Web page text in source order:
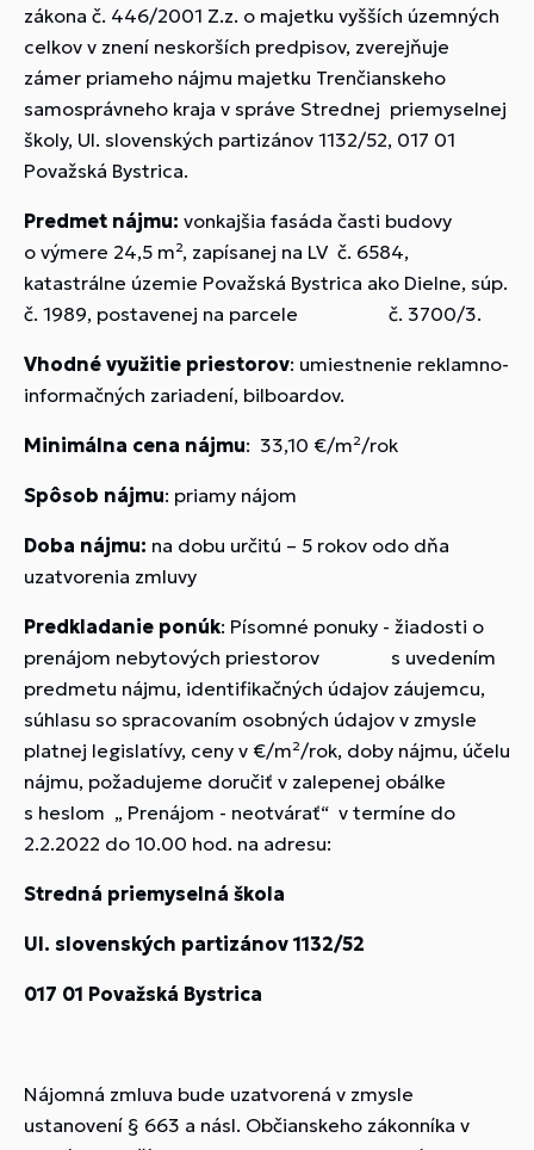
zákona č. 446/2001 Z.z. o majetku vyšších územných
celkov v znení neskorších predpisov, zverejňuje
zámer priameho nájmu majetku Trenčianskeho
samosprávneho kraja v správe Strednej priemyselnej
školy, Ul. slovenských partizánov 1132/52, 017 01
Považská Bystrica.
Predmet nájmu: vonkajšia fasáda časti budovy
o výmere 24,5 m², zapísanej na LV č. 6584,
katastrálne územie Považská Bystrica ako Dielne, súp.
č. 1989, postavenej na parcele č. 3700/3.
Vhodné využitie priestorov: umiestnenie reklamno-
informačných zariadení, bilboardov.
Minimálna cena nájmu: 33,10 €/m²/rok
Spôsob nájmu: priamy nájom
Doba nájmu: na dobu určitú – 5 rokov odo dňa
uzatvorenia zmluvy
Predkladanie ponúk: Písomné ponuky - žiadosti o
prenájom nebytových priestorov s uvedením
predmetu nájmu, identifikačných údajov záujemcu,
súhlasu so spracovaním osobných údajov v zmysle
platnej legislatívy, ceny v €/m²/rok, doby nájmu, účelu
nájmu, požadujeme doručiť v zalepenej obálke
s heslom „ Prenájom - neotvárať“ v termíne do
2.2.2022 do 10.00 hod. na adresu:
Stredná priemyselná škola
Ul. slovenských partizánov 1132/52
017 01 Považská Bystrica
Nájomná zmluva bude uzatvorená v zmysle
ustanovení § 663 a násl. Občianskeho zákonníka v